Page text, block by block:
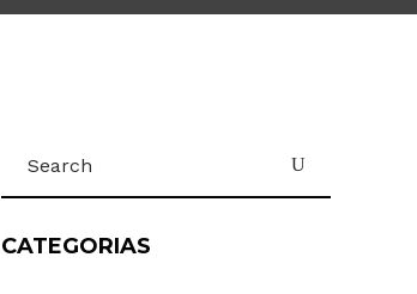
for:
CATEGORIAS